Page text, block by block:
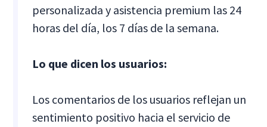
personalizada y asistencia premium las 24
horas del día, los 7 días de la semana.
Lo que dicen los usuarios:
Los comentarios de los usuarios reflejan un
sentimiento positivo hacia el servicio de